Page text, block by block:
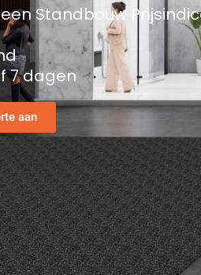
Standbouw
7 dagen
aan